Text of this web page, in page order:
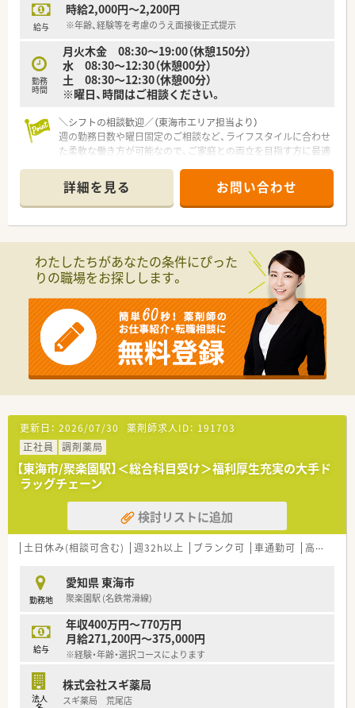
【こんな方が活躍中】
換し、店舗運営の向上に向けて新しいアイデアを出し合っていま
す。
■調剤未経験からスタートした方でも、持ち前の明るさとコミュ
ニケーション能力を活かして患者様から厚い信頼を得て活躍し
■自身の頑張りが直接評価に繋がるため、目標達成に向けて高い
意欲を持ち、自己成長を楽しみながら仕事に取り組む方が活躍中
です。
給与
時給2,000円～2,200円
※年齢、経験等を考慮のうえ面接後正式提示
勤務
時間
月火木金 08:30～19:00（休憩150分）
水 08:30～12:30（休憩00分）
土 08:30～12:30（休憩00分）
※曜日、時間はご相談ください。
＼シフトの相談歓迎／（東海市エリア担当より）
週の勤務日数や曜日固定のご相談など、ライフスタイルに合わせ
た柔軟な働き方が可能なので、ご家庭との両立を目指す方に最適
【店舗情報と応需状況について】
■加木屋中ノ池駅から徒歩12分ほどの場所に位置しており、通
勤の際にはマイカーを利用して通うことも可能な店舗です。
おり、1日あたり約150枚の処方箋に対応する予定となっていま
す。
■月火木金曜日は19時まで、水曜日と土曜日は午前中のみの営
業となっており、メリハリをつけて働くことができる環境です。
詳細を見る お問い合わせ
わたしたちがあなたの条件にぴった
りの職場をお探しします。
更新日： 2026/07/30 薬剤師求人ID： 191703
正社員
調剤薬局
【東海市/聚楽園駅】＜総合科目受け＞福利厚生充実の大手ド
ラッグチェーン
検討リストに追加
土日休み(相談可含む) 週32h以上 ブランク可 車通勤可 高給与(600万円以上)
勤務地
愛知県 東海市
聚楽園駅 (名鉄常滑線)
給与
年収400万円～770万円
月給271,200円～375,000円
※経験・年齢・選択コースによります
法人
株式会社スギ薬局
スギ薬局 荒尾店